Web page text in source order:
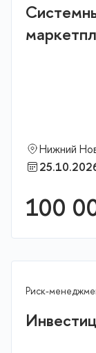
Нижний
100
Риск-